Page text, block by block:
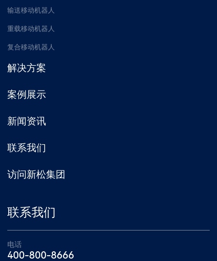
输送移动机器人
重载移动机器人
复合移动机器人
解决方案
案例展示
新闻资讯
联系我们
访问新松集团
联系我们
电话
400-800-8666